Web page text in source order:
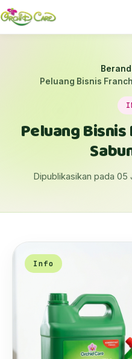
Peluang Bisnis
Peluang
Dipublikasikan pada 05
Info